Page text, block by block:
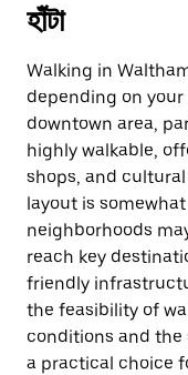
হাঁটা
Walking in
depending on
downtown area,
highly walkable,
shops, and cultural
layout is
neighborhoods
reach key
friendly
the feasibility of
conditions and the
a practical choice